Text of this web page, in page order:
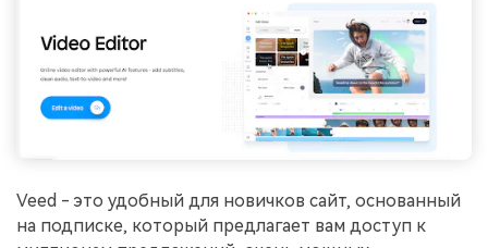
Veed - это удобный для новичков сайт, основанный
на подписке, который предлагает вам доступ к